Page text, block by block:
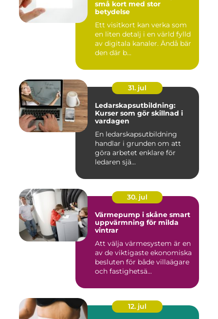
små kort med stor
betydelse
Ett visitkort kan verka som
en liten detalj i en värld fylld
av digitala kanaler. Ändå bär
den där b...
31. jul
Ledarskapsutbildning:
Kurser som gör skillnad i
vardagen
En ledarskapsutbildning
handlar i grunden om att
göra arbetet enklare för
ledaren sjä...
30. jul
Värmepump i skåne smart
uppvärmning för milda
vintrar
Att välja värmesystem är en
av de viktigaste ekonomiska
besluten för både villaägare
och fastighetsä...
12. jul